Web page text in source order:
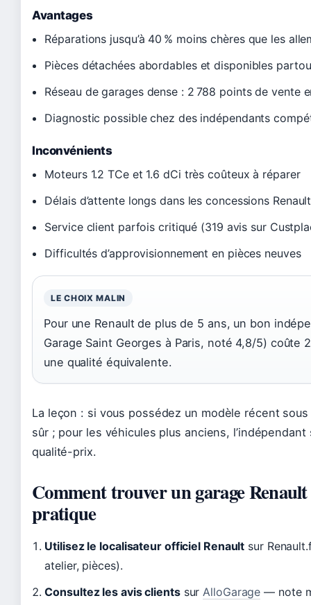
Avantages
Réparations jusqu’à 40 % moins chères que les
Pièces détachées abordables et disponibles
Réseau de garages dense : 2 788 points de vente
Diagnostic possible chez des indépendants
Inconvénients
Moteurs 1.2 TCe et 1.6 dCi très coûteux à réparer
Délais d’attente longs dans les concessions Renault
Service client parfois critiqué (319 avis sur
Difficultés d’approvisionnement en pièces neuves
LE CHOIX MALIN
Pour une Renault de plus de 5 ans, un bon
Garage Saint Georges à Paris, noté 4,8/5) coûte
une qualité équivalente.
La leçon : si vous possédez un modèle récent
sûr ; pour les véhicules plus anciens,
qualité-prix.
Comment trouver un garage
pratique
Utilisez le localisateur officiel Renault sur
atelier, pièces).
Consultez les avis clientssurAlloGarage — note